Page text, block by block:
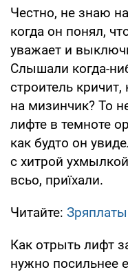
Честно, не знаю
когда он понял,
уважает и
Слышали когда-
строитель кричит,
на мизинчик? То
лифте в темноте
как будто он
с хитрой
всьо, приїхали.
Читайте:
Как отрыть лифт
нужно посильнее